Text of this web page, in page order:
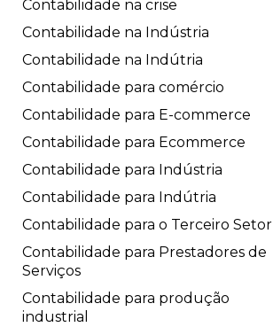
Contabilidade na crise
Contabilidade na Indústria
Contabilidade na Indútria
Contabilidade para comércio
Contabilidade para E-commerce
Contabilidade para Ecommerce
Contabilidade para Indústria
Contabilidade para Indútria
Contabilidade para o Terceiro Setor
Contabilidade para Prestadores de
Serviços
Contabilidade para produção
industrial